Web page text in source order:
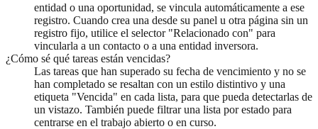
entidad o una oportunidad, se vincula automáticamente a ese
registro. Cuando crea una desde su panel u otra página sin un
registro fijo, utilice el selector "Relacionado con" para
vincularla a un contacto o a una entidad inversora.
¿Cómo sé qué tareas están vencidas?
Las tareas que han superado su fecha de vencimiento y no se
han completado se resaltan con un estilo distintivo y una
etiqueta "Vencida" en cada lista, para que pueda detectarlas de
un vistazo. También puede filtrar una lista por estado para
centrarse en el trabajo abierto o en curso.